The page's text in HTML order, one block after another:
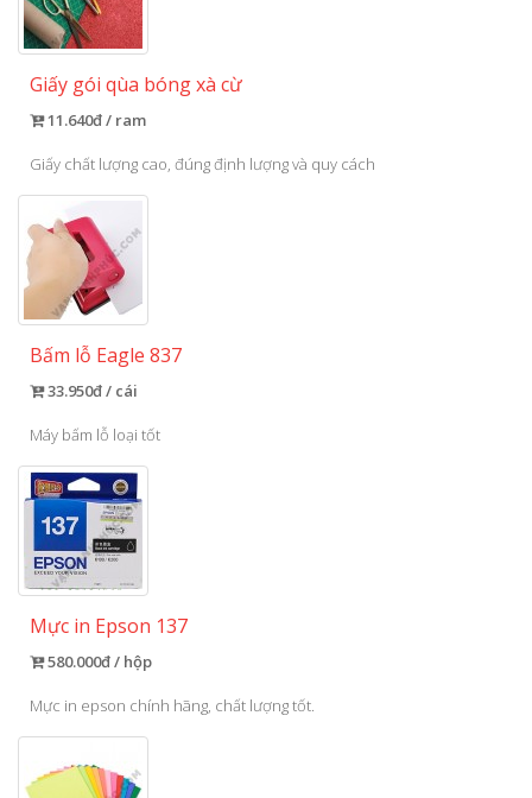
Giấy gói qùa bóng xà cừ
11.640đ / ram
Giấy chất lượng cao, đúng định lượng và quy cách
Bấm lỗ Eagle 837
33.950đ / cái
Máy bấm lỗ loại tốt
Mực in Epson 137
580.000đ / hộp
Mực in epson chính hãng, chất lượng tốt.